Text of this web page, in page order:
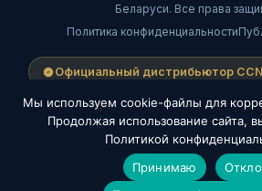
Беларуси. Все права
Политика конфиденциальности
Официальный дистрибьютор
Visa
Mastercard
Мы используем cookie-файлы для
Продолжая использование сайта,
Политикой
Принимаю